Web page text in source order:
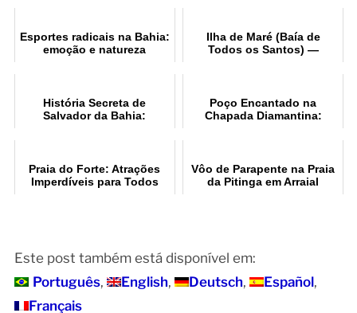
Esportes radicais na Bahia:
emoção e natureza
Ilha de Maré (Baía de
Todos os Santos) —
História Secreta de
Salvador da Bahia:
Poço Encantado na
Chapada Diamantina:
Praia do Forte: Atrações
Imperdíveis para Todos
Vôo de Parapente na Praia
da Pitinga em Arraial
Este post também está disponível em:
Português
English Deutsch
Español
Français